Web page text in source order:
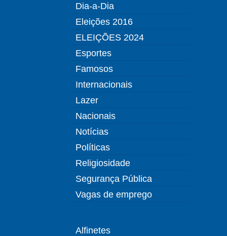
Dia-a-Dia
Eleições 2016
ELEIÇÕES 2024
Esportes
Famosos
Internacionais
Lazer
Nacionais
Notícias
Políticas
Religiosidade
Segurança Pública
Vagas de emprego
Alfinetes